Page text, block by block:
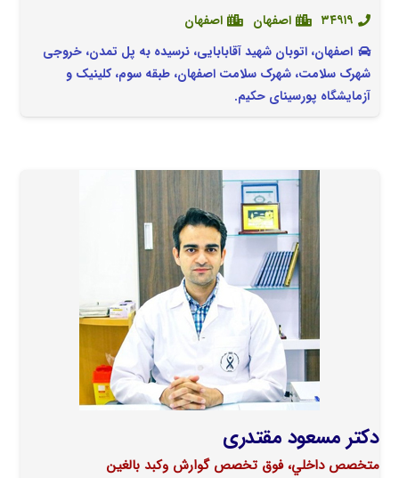
۳۴۹۱۹ اصفهان
اصفهان
اصفهان، اتوبان شهید آقابابایی، نرسیده به پل تمدن، خروجی
شهرک سلامت، شهرک سلامت اصفهان، طبقه سوم، کلینیک و
آزمایشگاه پورسینای حکیم.
دکتر مسعود مقتدری
متخصص داخلي، فوق تخصص گوارش وكبد بالغين